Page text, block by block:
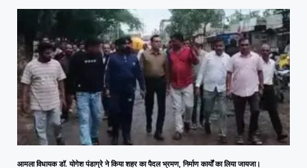
आमला विधायक डॉ. योगेश पंडाग्रे ने किया शहर का पैदल भ्रमण, निर्माण कार्यों का लिया जायजा।